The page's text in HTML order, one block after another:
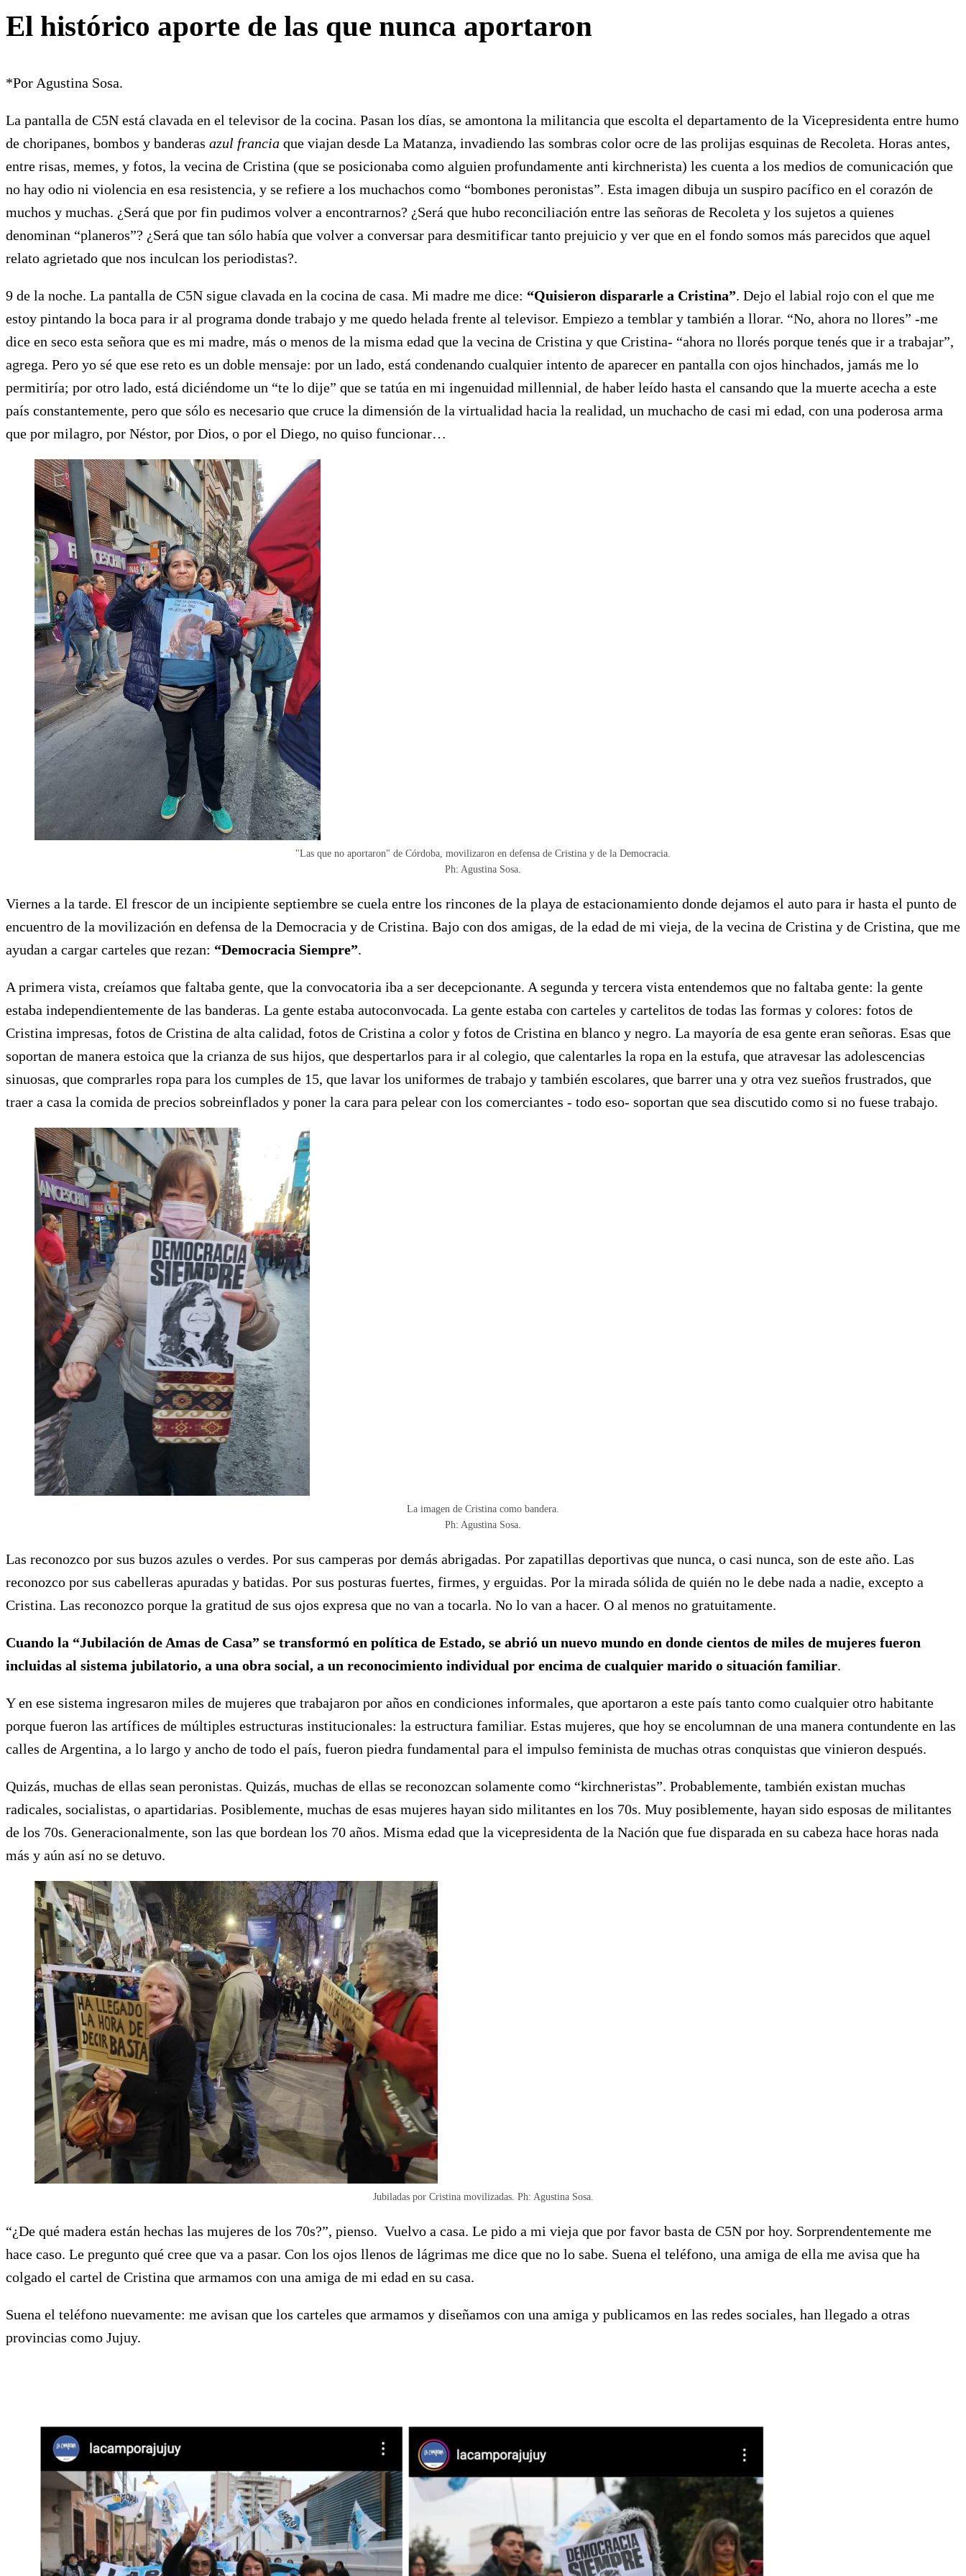
El histórico aporte de las que nunca aportaron
*Por Agustina Sosa.
La pantalla de C5N está clavada en el televisor de la cocina. Pasan los días, se amontona la militancia que escolta el departamento de la Vicepresidenta entre humo
de choripanes, bombos y banderas azul francia que viajan desde La Matanza, invadiendo las sombras color ocre de las prolijas esquinas de Recoleta. Horas antes,
entre risas, memes, y fotos, la vecina de Cristina (que se posicionaba como alguien profundamente anti kirchnerista) les cuenta a los medios de comunicación que
no hay odio ni violencia en esa resistencia, y se refiere a los muchachos como “bombones peronistas”. Esta imagen dibuja un suspiro pacífico en el corazón de
muchos y muchas. ¿Será que por fin pudimos volver a encontrarnos? ¿Será que hubo reconciliación entre las señoras de Recoleta y los sujetos a quienes
denominan “planeros”? ¿Será que tan sólo había que volver a conversar para desmitificar tanto prejuicio y ver que en el fondo somos más parecidos que aquel
relato agrietado que nos inculcan los periodistas?.
9 de la noche. La pantalla de C5N sigue clavada en la cocina de casa. Mi madre me dice: “Quisieron dispararle a Cristina”. Dejo el labial rojo con el que me
estoy pintando la boca para ir al programa donde trabajo y me quedo helada frente al televisor. Empiezo a temblar y también a llorar. “No, ahora no llores” -me
dice en seco esta señora que es mi madre, más o menos de la misma edad que la vecina de Cristina y que Cristina- “ahora no llorés porque tenés que ir a trabajar”,
agrega. Pero yo sé que ese reto es un doble mensaje: por un lado, está condenando cualquier intento de aparecer en pantalla con ojos hinchados, jamás me lo
permitiría; por otro lado, está diciéndome un “te lo dije” que se tatúa en mi ingenuidad millennial, de haber leído hasta el cansando que la muerte acecha a este
país constantemente, pero que sólo es necesario que cruce la dimensión de la virtualidad hacia la realidad, un muchacho de casi mi edad, con una poderosa arma
que por milagro, por Néstor, por Dios, o por el Diego, no quiso funcionar…
"Las que no aportaron" de Córdoba, movilizaron en defensa de Cristina y de la Democracia.
Ph: Agustina Sosa.
Viernes a la tarde. El frescor de un incipiente septiembre se cuela entre los rincones de la playa de estacionamiento donde dejamos el auto para ir hasta el punto de
encuentro de la movilización en defensa de la Democracia y de Cristina. Bajo con dos amigas, de la edad de mi vieja, de la vecina de Cristina y de Cristina, que me
ayudan a cargar carteles que rezan: “Democracia Siempre”.
A primera vista, creíamos que faltaba gente, que la convocatoria iba a ser decepcionante. A segunda y tercera vista entendemos que no faltaba gente: la gente
estaba independientemente de las banderas. La gente estaba autoconvocada. La gente estaba con carteles y cartelitos de todas las formas y colores: fotos de
Cristina impresas, fotos de Cristina de alta calidad, fotos de Cristina a color y fotos de Cristina en blanco y negro. La mayoría de esa gente eran señoras. Esas que
soportan de manera estoica que la crianza de sus hijos, que despertarlos para ir al colegio, que calentarles la ropa en la estufa, que atravesar las adolescencias
sinuosas, que comprarles ropa para los cumples de 15, que lavar los uniformes de trabajo y también escolares, que barrer una y otra vez sueños frustrados, que
traer a casa la comida de precios sobreinflados y poner la cara para pelear con los comerciantes - todo eso- soportan que sea discutido como si no fuese trabajo.
La imagen de Cristina como bandera.
Ph: Agustina Sosa.
Las reconozco por sus buzos azules o verdes. Por sus camperas por demás abrigadas. Por zapatillas deportivas que nunca, o casi nunca, son de este año. Las
reconozco por sus cabelleras apuradas y batidas. Por sus posturas fuertes, firmes, y erguidas. Por la mirada sólida de quién no le debe nada a nadie, excepto a
Cristina. Las reconozco porque la gratitud de sus ojos expresa que no van a tocarla. No lo van a hacer. O al menos no gratuitamente.
Cuando la “Jubilación de Amas de Casa” se transformó en política de Estado, se abrió un nuevo mundo en donde cientos de miles de mujeres fueron
incluidas al sistema jubilatorio, a una obra social, a un reconocimiento individual por encima de cualquier marido o situación familiar.
Y en ese sistema ingresaron miles de mujeres que trabajaron por años en condiciones informales, que aportaron a este país tanto como cualquier otro habitante
porque fueron las artífices de múltiples estructuras institucionales: la estructura familiar. Estas mujeres, que hoy se encolumnan de una manera contundente en las
calles de Argentina, a lo largo y ancho de todo el país, fueron piedra fundamental para el impulso feminista de muchas otras conquistas que vinieron después.
Quizás, muchas de ellas sean peronistas. Quizás, muchas de ellas se reconozcan solamente como “kirchneristas”. Probablemente, también existan muchas
radicales, socialistas, o apartidarias. Posiblemente, muchas de esas mujeres hayan sido militantes en los 70s. Muy posiblemente, hayan sido esposas de militantes
de los 70s. Generacionalmente, son las que bordean los 70 años. Misma edad que la vicepresidenta de la Nación que fue disparada en su cabeza hace horas nada
más y aún así no se detuvo.
Jubiladas por Cristina movilizadas. Ph: Agustina Sosa.
“¿De qué madera están hechas las mujeres de los 70s?”, pienso. Vuelvo a casa. Le pido a mi vieja que por favor basta de C5N por hoy. Sorprendentemente me
hace caso. Le pregunto qué cree que va a pasar. Con los ojos llenos de lágrimas me dice que no lo sabe. Suena el teléfono, una amiga de ella me avisa que ha
colgado el cartel de Cristina que armamos con una amiga de mi edad en su casa.
Suena el teléfono nuevamente: me avisan que los carteles que armamos y diseñamos con una amiga y publicamos en las redes sociales, han llegado a otras
provincias como Jujuy.